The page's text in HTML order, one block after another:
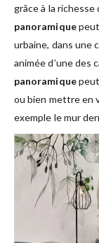
grâce à la
panoramiquepeut
urbaine, dans une
animée d’une des
panoramiquepeut
ou bien mettre en
exemple le mur